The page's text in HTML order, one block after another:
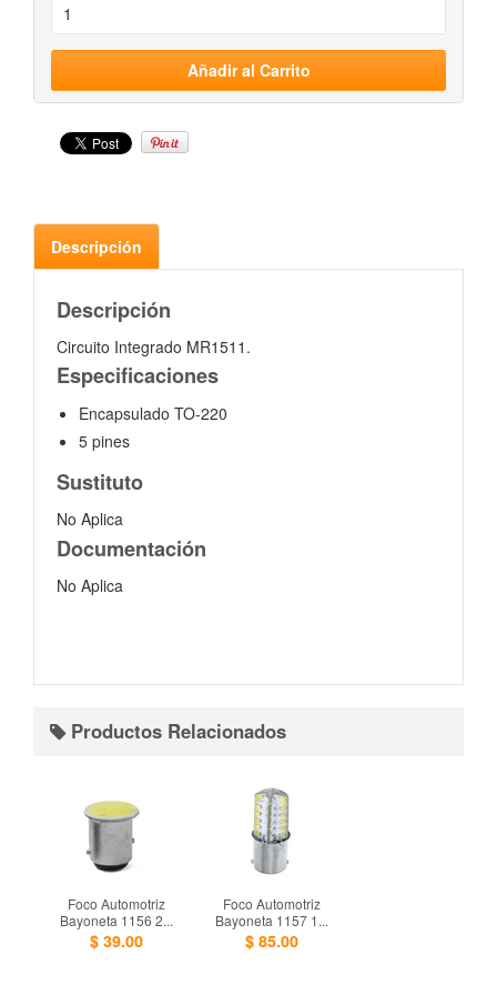
Descripción
Descripción
Circuito Integrado MR1511.
Especificaciones
Encapsulado TO-220
5 pines
Sustituto
No Aplica
Documentación
No Aplica
Productos Relacionados
Foco Automotriz
Bayoneta 1156 2...
$ 39.00
Foco Automotriz
Bayoneta 1157 1...
$ 85.00